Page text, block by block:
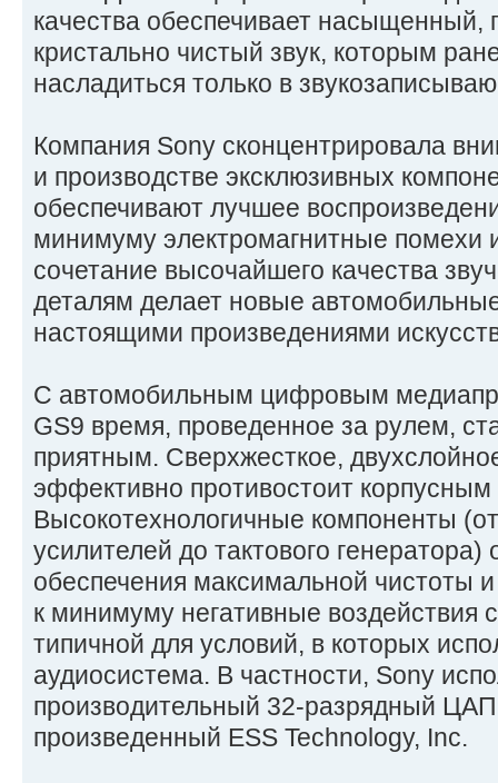
качества обеспечивает насыщенный,
кристально чистый звук, которым
насладиться только в
Компания Sony сконцентрировала
и производстве эксклюзивных
обеспечивают лучшее
минимуму электромагнитные помехи
сочетание высочайшего качества
деталям делает новые
настоящими произведениями
С автомобильным цифровым
GS9 время, проведенное за рулем,
приятным. Сверхжесткое,
эффективно противостоит
Высокотехнологичные компоненты
усилителей до тактового
обеспечения максимальной чистоты
к минимуму негативные воздействия
типичной для условий, в которых
аудиосистема. В частности, Sony
производительный 32-разрядный
произведенный ESS Technology, Inc.